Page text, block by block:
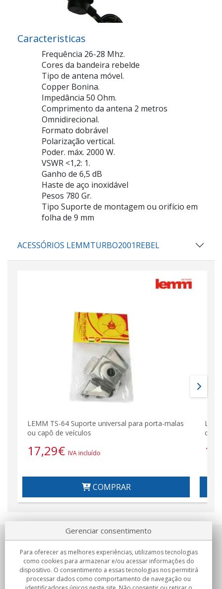
Caracteristicas
Frequência 26-28 Mhz.
Cores da bandeira rebelde
Tipo de antena móvel.
Copper Bonina.
Impedância 50 Ohm.
Comprimento da antena 2 metros
Omnidirecional.
Formato dobrável
Polarização vertical.
Poder. máx. 2000 W.
VSWR <1,2: 1.
Ganho de 6,5 dB
Haste de aço inoxidável
Pesos 780 Gr.
Tipo Suporte de montagem ou orifício em
folha de 9 mm
ACESSÓRIOS LEMMTURBO2001REBEL
LEMM TS-64 Suporte universal para porta-malas
ou capô de veículos
17,29€ IVA incluído
COMPRAR
ou
Sobre nosotros
Compromissos
Gerenciar consentimento
Para oferecer as melhores experiências, utilizamos tecnologias
como cookies para armazenar e/ou acessar informações do
dispositivo. O consentimento a essas tecnologias nos permitirá
processar dados como comportamento de navegação ou